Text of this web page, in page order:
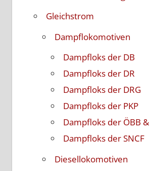
Gleichstrom
Dampflokomotiven
Dampfloks der DB
Dampfloks der DR
Dampfloks der DRG
Dampfloks der PKP
Dampfloks der ÖBB &
Dampfloks der SNCF
Diesellokomotiven